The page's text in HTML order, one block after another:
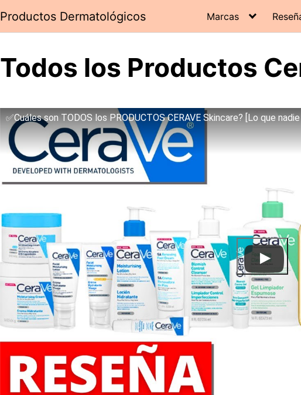
Productos Dermatológicos Marcas
Todos los Productos
✅Cuáles son TODOS los PRODUCTOS CERAVE Skincare? [Lo que